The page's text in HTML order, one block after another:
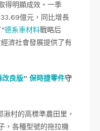
得明顯成效。一季
億元，同比增長
德系車材料戰略后
濟社會發展提供了有
改良版” 保時捷零件守
村的高標準農田里，
，各種型號的拖拉機